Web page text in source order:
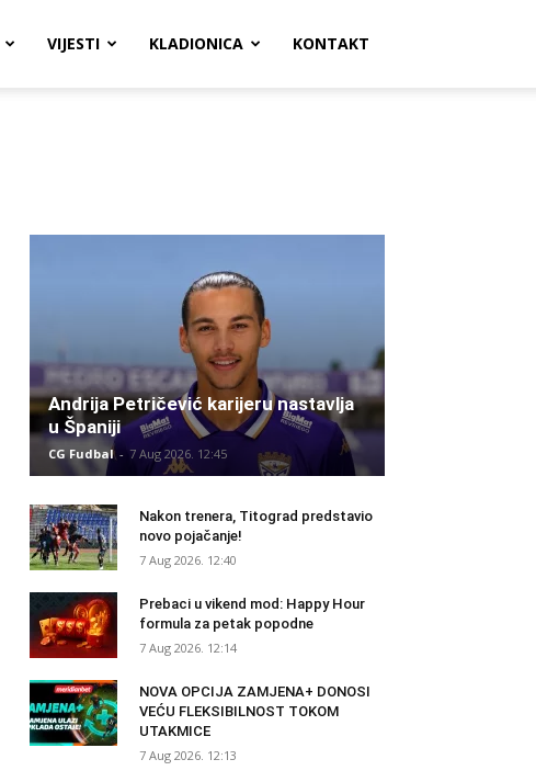
VIJESTI KLADIONICA KONTAKT
Andrija Petričević karijeru nastavlja
u Španiji
CG Fudbal - 7 Aug 2026. 12:45
Nakon trenera, Titograd predstavio
novo pojačanje!
7 Aug 2026. 12:40
Prebaci u vikend mod: Happy Hour
formula za petak popodne
7 Aug 2026. 12:14
NOVA OPCIJA ZAMJENA+ DONOSI
VEĆU FLEKSIBILNOST TOKOM
UTAKMICE
7 Aug 2026. 12:13